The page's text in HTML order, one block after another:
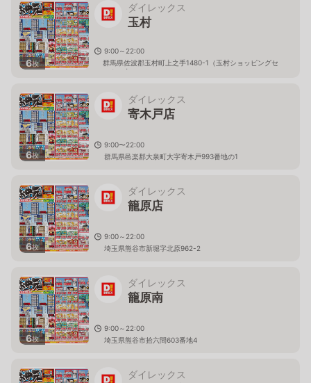
6枚
ダイレックス
玉村
9:00～22:00
群馬県佐波郡玉村町上之手1480-1（玉村ショッピングセ
ンター内）
6枚
ダイレックス
寄木戸店
9:00〜22:00
群馬県邑楽郡大泉町大字寄木戸993番地の1
6枚
ダイレックス
籠原店
9:00～22:00
埼玉県熊谷市新堀字北原962-2
6枚
ダイレックス
籠原南
9:00～22:00
埼玉県熊谷市拾六間603番地4
ダイレックス